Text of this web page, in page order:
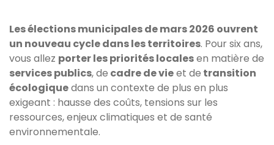
Les élections municipales de mars 2026 ouvrent
un nouveau cycle dans les territoires. Pour six ans,
vous allez porter les priorités localesen matière de
services publics, de cadre de vieet de transition
écologiquedans un contexte de plus en plus
exigeant : hausse des coûts, tensions sur les
ressources, enjeux climatiques et de santé
environnementale.